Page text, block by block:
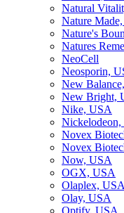
Natural
Nature
Nature's
Natures
NeoCell
Neosporin,
New
New Bright,
Nike, USA
Niсkelodeon,
Novex
Novex
Now, USA
OGX, USA
Olaplex, USA
Olay, USA